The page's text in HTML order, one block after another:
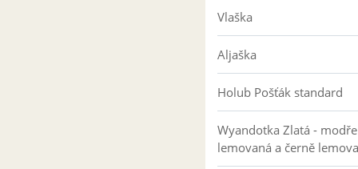
Vlaška
Aljaška
Holub Pošťák standard
Wyandotka Zlatá - modře
lemovaná a černě